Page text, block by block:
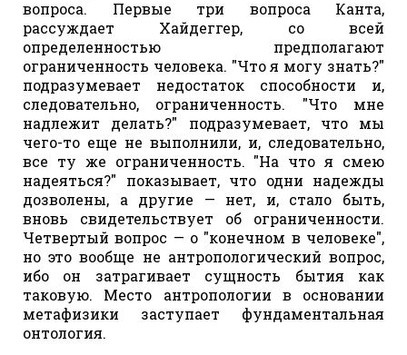
вопроса. Первые три вопроса Канта,
рассуждает Хайдеггер, со всей
определенностью предполагают
ограниченность человека. "Что я могу знать?"
подразумевает недостаток способности и,
следовательно, ограниченность. "Что мне
надлежит делать?" подразумевает, что мы
чего-то еще не выполнили, и, следовательно,
все ту же ограниченность. "На что я смею
надеяться?" показывает, что одни надежды
дозволены, а другие — нет, и, стало быть,
вновь свидетельствует об ограниченности.
Четвертый вопрос — о "конечном в человеке",
но это вообще не антропологический вопрос,
ибо он затрагивает сущность бытия как
таковую. Место антропологии в основании
метафизики заступает фундаментальная
онтология.